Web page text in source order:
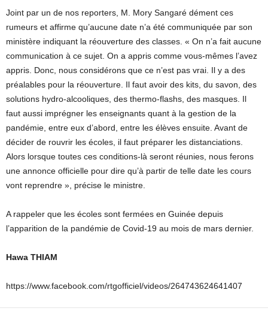
Joint par un de nos reporters, M. Mory Sangaré dément ces
rumeurs et affirme qu’aucune date n’a été communiquée par son
ministère indiquant la réouverture des classes. « On n’a fait aucune
communication à ce sujet. On a appris comme vous-mêmes l’avez
appris. Donc, nous considérons que ce n’est pas vrai. Il y a des
préalables pour la réouverture. Il faut avoir des kits, du savon, des
solutions hydro-alcooliques, des thermo-flashs, des masques. Il
faut aussi imprégner les enseignants quant à la gestion de la
pandémie, entre eux d’abord, entre les élèves ensuite. Avant de
décider de rouvrir les écoles, il faut préparer les distanciations.
Alors lorsque toutes ces conditions-là seront réunies, nous ferons
une annonce officielle pour dire qu’à partir de telle date les cours
vont reprendre », précise le ministre.
A rappeler que les écoles sont fermées en Guinée depuis
l’apparition de la pandémie de Covid-19 au mois de mars dernier.
Hawa THIAM
https://www.facebook.com/rtgofficiel/videos/264743624641407